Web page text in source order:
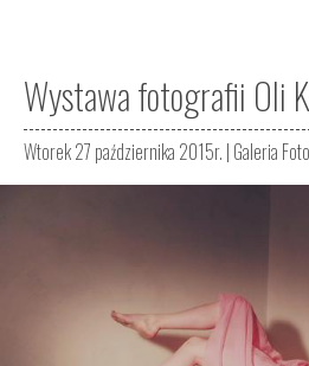
Wystawa fotografii Oli
Wtorek 27 października 2015r. | Galeria